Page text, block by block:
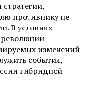
противнику не
В условиях
изменений
события,
гибридной